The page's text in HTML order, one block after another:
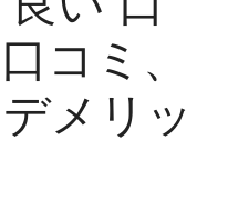
コミ、
メリッ